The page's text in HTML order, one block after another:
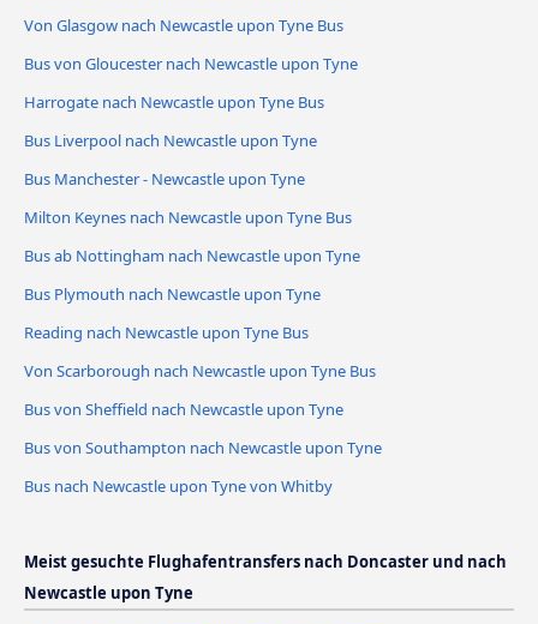
Von Glasgow nach Newcastle upon Tyne Bus
Bus von Gloucester nach Newcastle upon Tyne
Harrogate nach Newcastle upon Tyne Bus
Bus Liverpool nach Newcastle upon Tyne
Bus Manchester - Newcastle upon Tyne
Milton Keynes nach Newcastle upon Tyne Bus
Bus ab Nottingham nach Newcastle upon Tyne
Bus Plymouth nach Newcastle upon Tyne
Reading nach Newcastle upon Tyne Bus
Von Scarborough nach Newcastle upon Tyne Bus
Bus von Sheffield nach Newcastle upon Tyne
Bus von Southampton nach Newcastle upon Tyne
Bus nach Newcastle upon Tyne von Whitby
Meist gesuchte Flughafentransfers nach Doncaster und nach
Newcastle upon Tyne